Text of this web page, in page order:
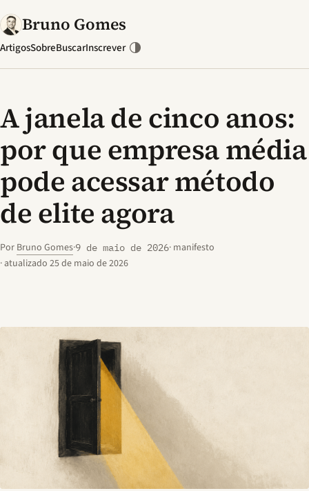
Bruno Gomes
ArtigosSobreBuscarInscrever
A janela de cinco anos:
por que empresa média
pode acessar método
de elite agora
Por Bruno Gomes·9 de maio de 2026· manifesto
· atualizado 25 de maio de 2026